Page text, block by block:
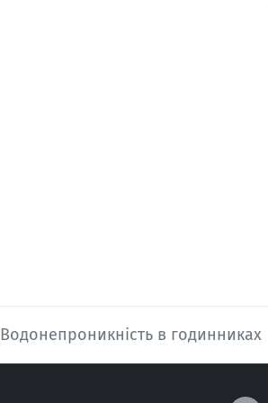
Водонепроникність в годинниках